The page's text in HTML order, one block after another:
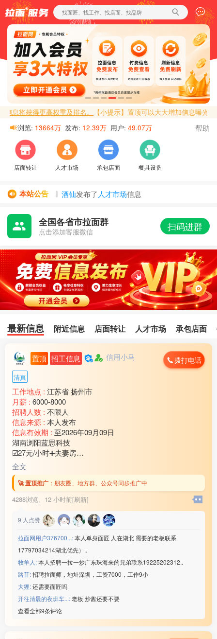
获得更高权重及排名。【小提示】置顶可以大大增加信息曝光率，置
浏览: 13664万 发布: 12.39万 用户: 49.07万 帮助
店面转让 人才市场 承包店面 餐具设备
本站公告 酒仙发布了人才市场信息
牛肉面发布了人才市场
关于招聘企业认证的通知
本站人才市场服务由兰州梦想网络科技有限公司提供
谁跌撞了年...发布了人才市场信息
ꕥ᭄初见ꦿ...发布了店面转让信息
全国各省市拉面群
点击添加客服微信 扫码进群
最新信息 附近信息 店面转让 人才市场 承包店面
置顶 招工信息 信用小马 拨打电话
清真
工作地点 : 江苏省 扬州市
月薪 : 6000-8000
招聘人数 : 不限人
信息来源 : 本人发布
信息有效期 : 至2026年09月09日
湖南浏阳蓝思科技
☑️27元/小时➕夫妻房
☑️年龄18-50岁（查流水）
☑️回族/汉族➕查案底
☑️需要认识字,不做体检
综合工资65***00/月
联系微信：www235350
————————————
3⃣️江苏昆山联滔电子
☑️工资:22元/小时
☑️回族/汉族,刷卡吃饭
☑️年龄男23-45/女48岁
☑️需要厂车,坐班不体检
综合工资55***00/月
微信：www235350
————————————
4⃣️昆明手机配件厂
☑️22元/小时
☑️年龄18-45岁（查流水）
全文
🚀 置顶推广 ： 朋友圈、地方群、公众号同步推广中
4288浏览、 12 小时前[刷新]
9 人点赞
拉面网用户376700...:本人单身面匠 人在湖北 需要的老板联系
17797034214湖北优先）..
牧羊人:本人招聘一拉一炒广东珠海来的兄弟联系19225202312..
路菲:招聘拉面师，地址深圳，工资7000，工作9小
大狸:还需要面匠吗
开往清晨的夜班车...:老板 炒酱还要不要
查看全部9条评论